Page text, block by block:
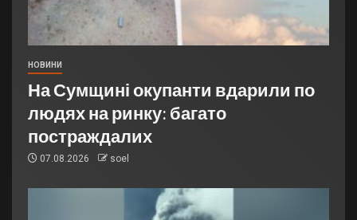
НОВИНИ
На Сумщині окупанти вдарили по
людях на ринку: багато
постраждалих
07.08.2026 soel